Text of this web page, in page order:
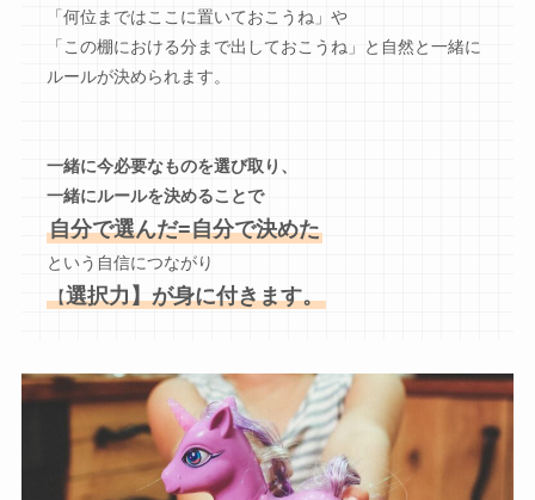
「何位まではここに置いておこうね」や
「この棚における分まで出しておこうね」と自然と一緒に
ルールが決められます。
一緒に今必要なものを選び取り、
一緒にルールを決めることで
自分で選んだ=自分で決めた
という自信につながり
【選択力】が身に付きます。